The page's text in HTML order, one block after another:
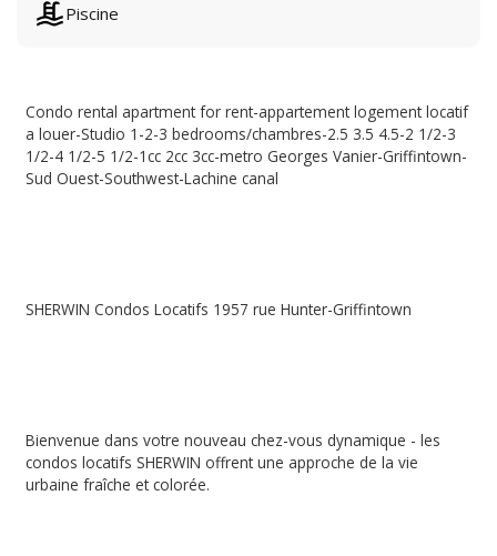
Piscine
Condo rental apartment for rent-appartement logement locatif
a louer-Studio 1-2-3 bedrooms/chambres-2.5 3.5 4.5-2 1/2-3
1/2-4 1/2-5 1/2-1cc 2cc 3cc-metro Georges Vanier-Griffintown-
Sud Ouest-Southwest-Lachine canal
SHERWIN Condos Locatifs 1957 rue Hunter-Griffintown
Bienvenue dans votre nouveau chez-vous dynamique - les
condos locatifs SHERWIN offrent une approche de la vie
urbaine fraîche et colorée.